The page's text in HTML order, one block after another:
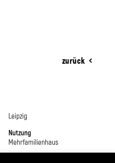
zurück
Leipzig
Nutzung
Mehrfamilienhaus